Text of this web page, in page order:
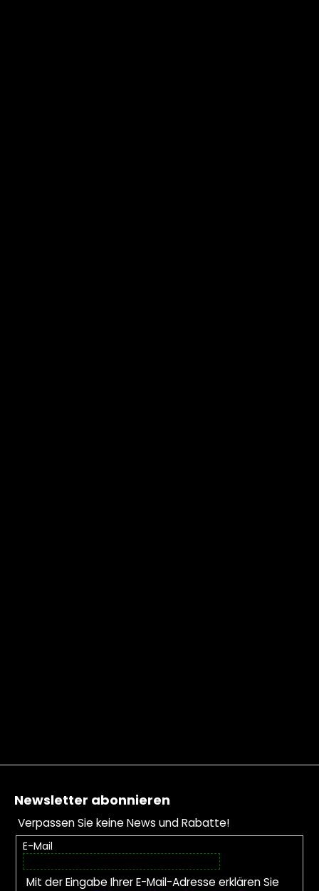
Fußzeile
Newsletter abonnieren
Verpassen Sie keine News und Rabatte!
E-Mail
Mit der Eingabe Ihrer E-Mail-Adresse erklären Sie